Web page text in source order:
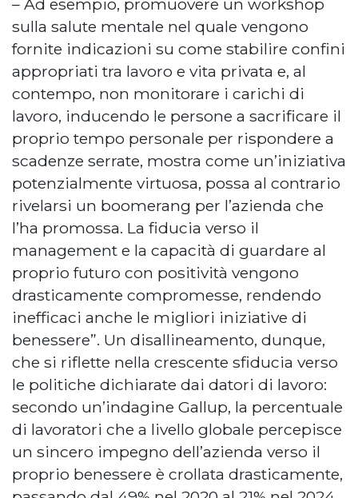
– Ad esempio, promuovere un workshop
sulla salute mentale nel quale vengono
fornite indicazioni su come stabilire confini
appropriati tra lavoro e vita privata e, al
contempo, non monitorare i carichi di
lavoro, inducendo le persone a sacrificare il
proprio tempo personale per rispondere a
scadenze serrate, mostra come un’iniziativa
potenzialmente virtuosa, possa al contrario
rivelarsi un boomerang per l’azienda che
l’ha promossa. La fiducia verso il
management e la capacità di guardare al
proprio futuro con positività vengono
drasticamente compromesse, rendendo
inefficaci anche le migliori iniziative di
benessere”. Un disallineamento, dunque,
che si riflette nella crescente sfiducia verso
le politiche dichiarate dai datori di lavoro:
secondo un’indagine Gallup, la percentuale
di lavoratori che a livello globale percepisce
un sincero impegno dell’azienda verso il
proprio benessere è crollata drasticamente,